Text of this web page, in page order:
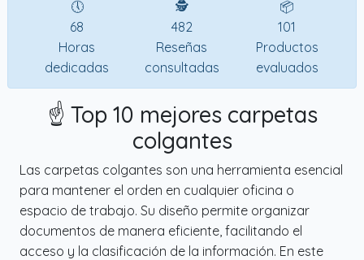
🕔
68
Horas
dedicadas
🕵
482
Reseñas
consultadas
📦
101
Productos
evaluados
☝️ Top 10 mejores carpetas
colgantes
Las carpetas colgantes son una herramienta esencial
para mantener el orden en cualquier oficina o
espacio de trabajo. Su diseño permite organizar
documentos de manera eficiente, facilitando el
acceso y la clasificación de la información. En este